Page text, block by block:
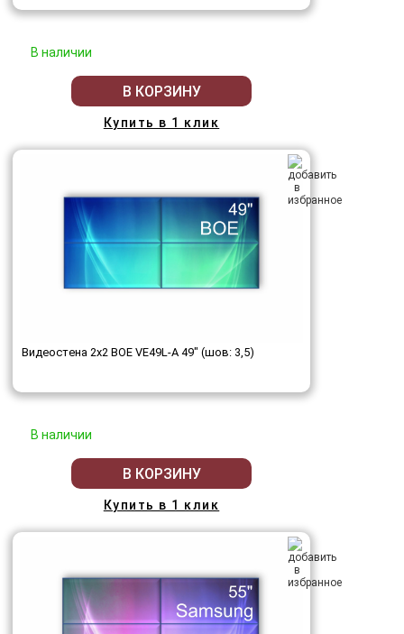
В наличии
В КОРЗИНУ
Купить в 1 клик
Видеостена 2x2 BOE VE49L-A 49" (шов: 3,5)
В наличии
В КОРЗИНУ
Купить в 1 клик